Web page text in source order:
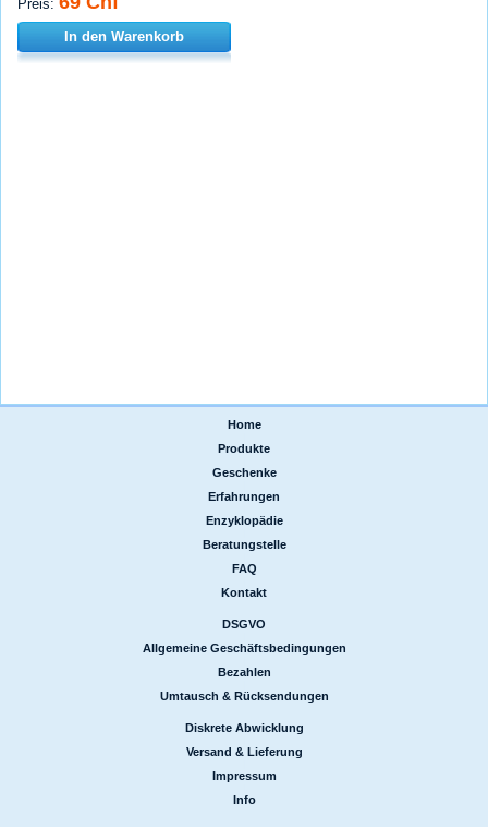
Preis:
In den Warenkorb
Home
Produkte
Geschenke
Erfahrungen
Enzyklopädie
Beratungstelle
FAQ
Kontakt
DSGVO
Allgemeine Geschäftsbedingungen
Bezahlen
Umtausch & Rücksendungen
Diskrete Abwicklung
Versand & Lieferung
Impressum
Info